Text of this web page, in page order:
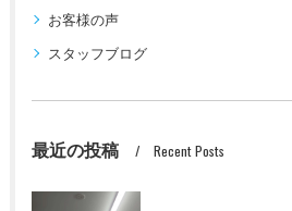
お客様の声
スタッフブログ
最近の投稿 Recent Posts